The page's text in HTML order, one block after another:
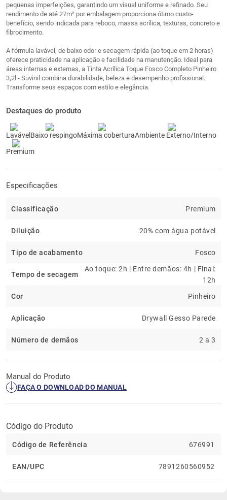
Destaques do produto
Lavável Baixo respingoMáxima coberturaAmbiente Externo/Interno
Premium
pequenas imperfeições, garantindo um visual uniforme e refinado. Seu
rendimento de até 27m² por embalagem proporciona ótimo custo-
benefício, sendo indicada para reboco, massa acrílica, texturas, concreto e
fibrocimento.
A fórmula lavável, de baixo odor e secagem rápida (ao toque em 2 horas)
oferece praticidade na aplicação e facilidade na manutenção. Ideal para
áreas internas e externas, a Tinta Acrílica Toque Fosco Completo Pinheiro
3,2l - Suvinil combina durabilidade, beleza e desempenho profissional.
Transforme seus espaços com estilo e elegância.
Especificações
Classificação Premium
Diluição 20% com água potável
Tipo de acabamento Fosco
Tempo de secagem
Ao toque: 2h | Entre demãos: 4h | Final:
12h
Cor
Pinheiro
Aplicação Drywall Gesso Parede
Número de demãos 2 a 3
Manual do Produto
FAÇA O DOWNLOAD DO MANUAL
Código do Produto
Código de Referência 676991
EAN/UPC 7891260560952